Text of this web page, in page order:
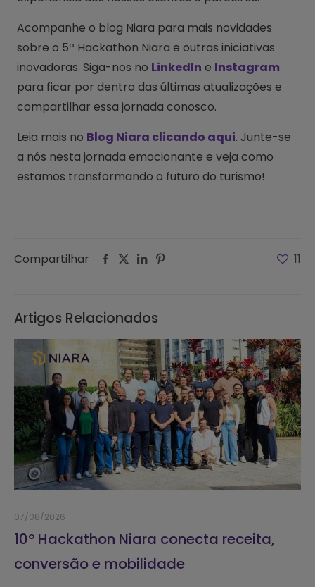
Acompanhe o blog Niara para mais novidades
sobre o 5º Hackathon Niara e outras iniciativas
inovadoras. Siga-nos no LinkedIn e Instagram
para ficar por dentro das últimas atualizações e
compartilhar essa jornada conosco.
Leia mais no Blog Niara clicando aqui. Junte-se
a nós nesta jornada emocionante e veja como
estamos transformando o futuro do turismo!
Compartilhar 11
Artigos Relacionados
07/08/2026
10º Hackathon Niara conecta receita,
conversão e mobilidade